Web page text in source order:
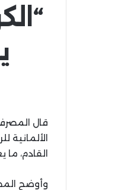
قال
الألمانية
القادم،
وأوضح